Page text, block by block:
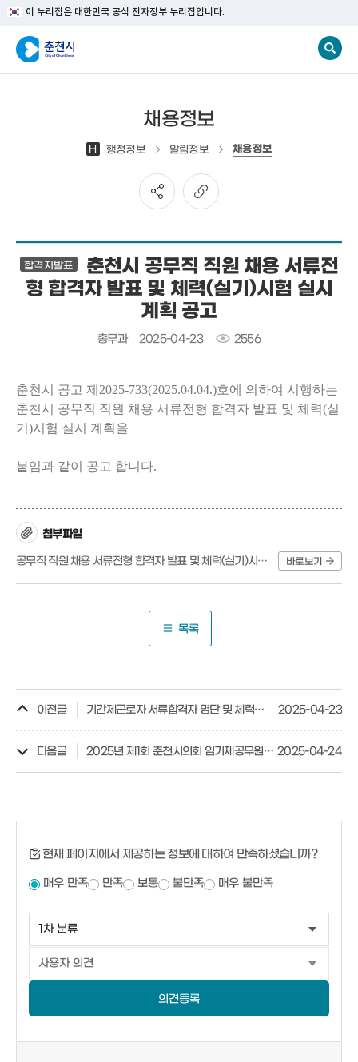
이 누리집은 대한민국 공식 전자정부 누리집입니다.
채용정보
H 행정정보 알림정보 채용정보
합격자발표
춘천시 공무직 직원 채용 서류전
형 합격자 발표 및 체력(실기)시험 실시
계획 공고
총무과 2025-04-23 2556
춘천시 공고 제2025-733(2025.04.04.)호에 의하여 시행하는
춘천시 공무직 직원 채용 서류전형 합격자 발표 및 체력(실
기)시험 실시 계획을
붙임과 같이 공고 합니다.
첨부파일
공무직 직원 채용 서류전형 합격자 발표 및 체력(실기)시험 실시 계획 공고.hwp
바로보기
목록
이전글 기간제근로자 서류합격자 명단 및 체력시험·시연·면접일정 발표(2025-782) 2025-04-23
다음글 2025년 제1회 춘천시의회 임기제공무원 채용 최종합격자 발표 및 임용후보자 등록안내 공고(속기ㆍ비서) 2025-04-24
현재 페이지에서 제공하는 정보에 대하여 만족하셨습니까?
매우 만족 만족 보통 불만족 매우 불만족
의견등록